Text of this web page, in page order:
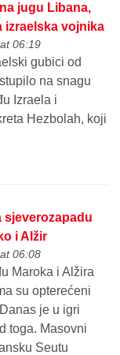
jugu Libana,
izraelska vojnika
06:19
gubici od
na snagu
Izraela i
Hezbolah, koji
sjeverozapadu
i Alžir
06:08
Maroka i Alžira
su opterećeni
je u igri
toga. Masovni
Seutu